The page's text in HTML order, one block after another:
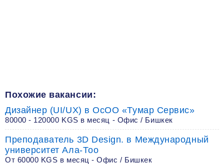
Похожие вакансии:
Дизайнер (UI/UX) в ОсОО «Тумар Сервис»
80000 - 120000 KGS в месяц - Офис / Бишкек
Преподаватель 3D Design. в Международный
университет Ала-Тоо
От 60000 KGS в месяц - Офис / Бишкек